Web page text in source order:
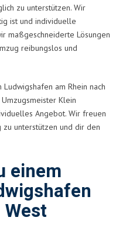
zu unterstützen. Wir
ist und individuelle
maßgeschneiderte Lösungen
reibungslos und
am Rhein nach
Klein
Angebot. Wir freuen
zu unterstützen und dir den
einem